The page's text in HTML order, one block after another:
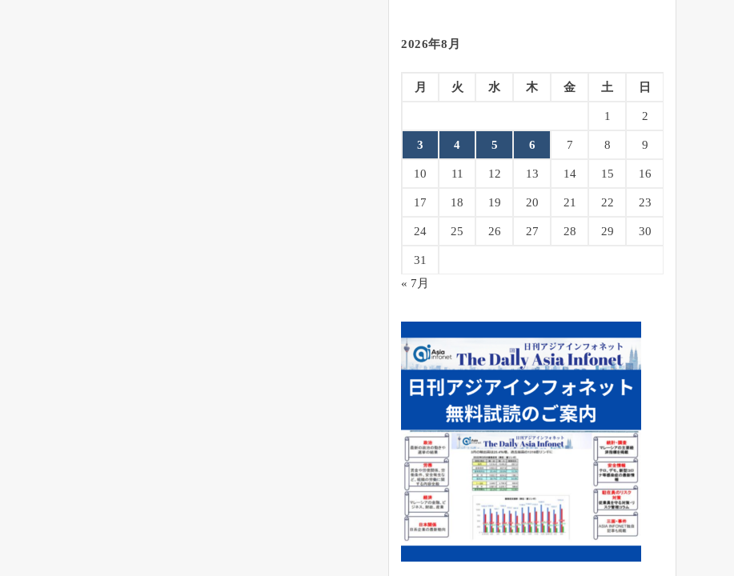
2026年8月
月 火 水 木 金 土 日
1 2
3 4 5 6 7 8 9
10 11 12 13 14 15 16
17 18 19 20 21 22 23
24 25 26 27 28 29 30
31
« 7月